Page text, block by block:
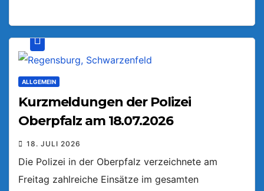
ALLGEMEIN
Kurzmeldungen der Polizei
Oberpfalz am 18.07.2026
18. JULI 2026
Die Polizei in der Oberpfalz verzeichnete am
Freitag zahlreiche Einsätze im gesamten